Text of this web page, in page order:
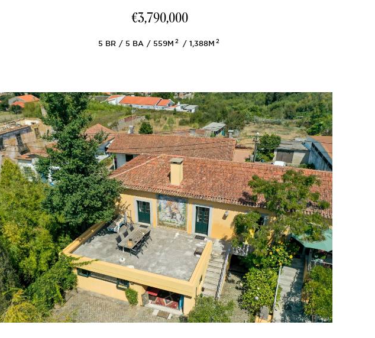
€3,790,000
5 BR 5 BA 559M2 1,388M2